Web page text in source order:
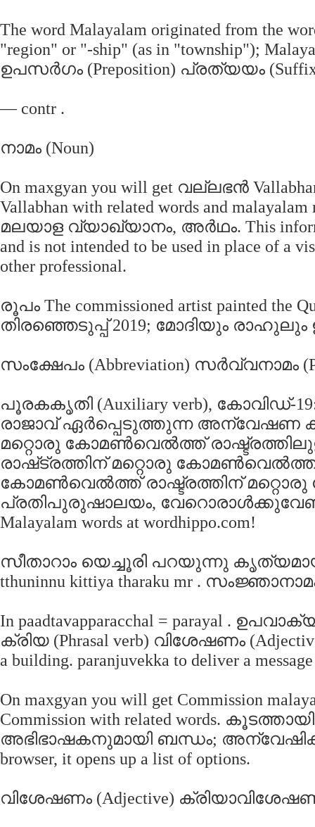
The word Malayalam originated from the
"region" or "-ship" (as in "township");
ഉപസര്‍ഗം (Preposition) പ്രത്യയം
— contr .
നാമം (Noun)
On maxgyan you will get വല്ലഭന്‍
Vallabhan‍ with related words and
മലയാള വ്യാഖ്യാനം, അര്‍ഥം. This
and is not intended to be used in place of a
other professional.
രൂപം The commissioned artist painted
തിരഞ്ഞെടുപ്പ് 2019; മോദിയും രാഹുലും
സംക്ഷേപം (Abbreviation) സര്‍വ്വനാമം
പൂരകകൃതി (Auxiliary verb),
രാജാവ്‌ ഏര്‍പ്പെടുത്തുന്ന അന്വേഷണ
മറ്റൊരു കോമണ്‍വെല്‍ത്ത്‌
രാഷ്‌ട്രത്തിന്‌ മറ്റൊരു
കോമണ്‍വെല്‍ത്ത് രാഷ്ട്രത്തിന്
പ്രതിപുരുഷാലയം,
Malayalam words at wordhippo.com!
സീതാറാം യെച്ചൂരി പറയുന്നു കൃത്യമായി !!
tthuninnu kittiya tharaku mr . സംജ്ഞാനാമം
In paadtavapparacchal‍ = parayal‍ .
ക്രിയ (Phrasal verb) വിശേഷണം (Adjective)
a building. paranjuvekka to deliver a
On maxgyan you will get Commission
Commission with related words.
അഭിഭാഷകനുമായി ബന്ധം;
browser, it opens up a list of options.
വിശേഷണം (Adjective) ക്രിയാവിശേഷണം